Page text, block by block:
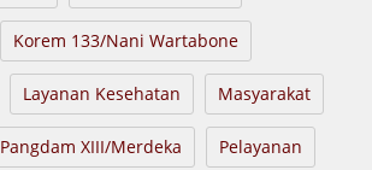
Korem 133/Nani Wartabone
Layanan Kesehatan Masyarakat
Pangdam XIII/Merdeka Pelayanan